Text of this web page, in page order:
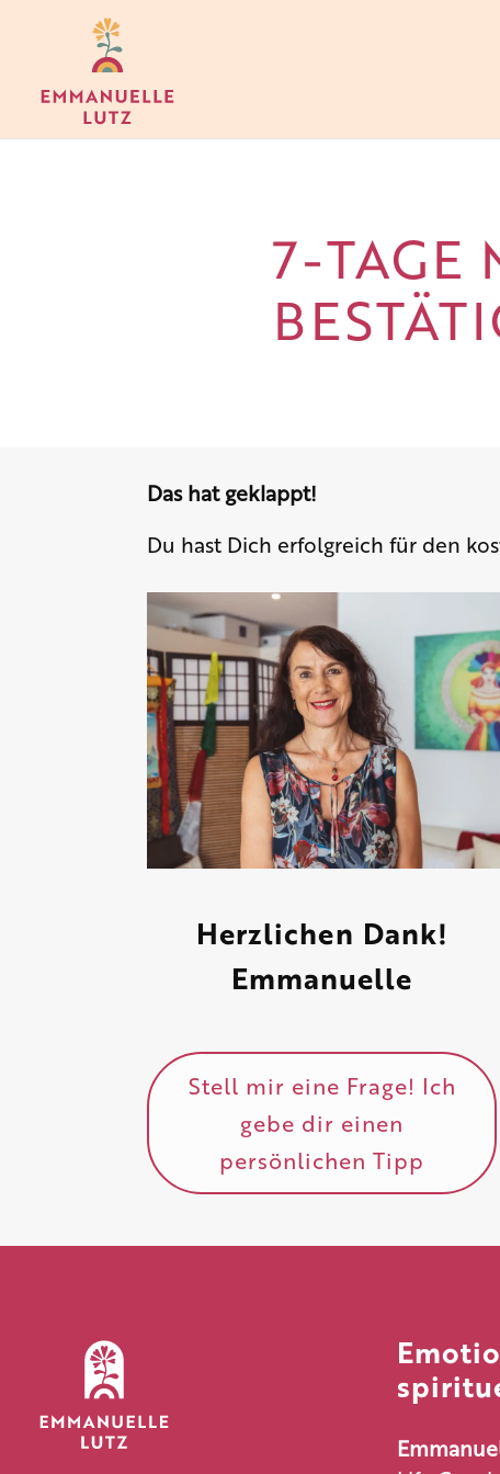
7-TAGE
Das hat geklappt!
Du hast Dich erfolgreich für den
Herzlichen Dank!
Emmanuelle
Stell mir eine Frage! Ich
gebe dir einen
persönlichen Tipp